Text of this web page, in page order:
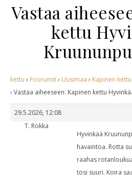
Vastaa
kettu
kettu › Foorumit› Uusimaa › Kapinen
› Vastaa aiheeseen: Kapinen kettu
29.5.2026, 12:08
T. Rokka
Hyvinkää
havaintoa. Rotta
raahas
tosi suuri. Koira